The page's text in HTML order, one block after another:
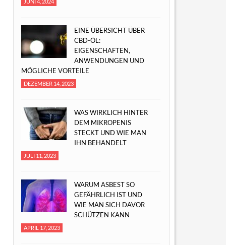
EINE ÜBERSICHT ÜBER
CBD-ÖL:
EIGENSCHAFTEN,
ANWENDUNGEN UND
MÖGLICHE VORTEILE
DEZEMBER 14, 2023
WAS WIRKLICH HINTER
DEM MIKROPENIS
STECKT UND WIE MAN
IHN BEHANDELT
JULI 11, 2023
WARUM ASBEST SO
GEFÄHRLICH IST UND
WIE MAN SICH DAVOR
SCHÜTZEN KANN
APRIL 17, 2023